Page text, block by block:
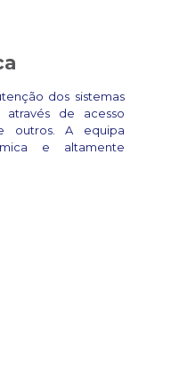
dos sistemas
de acesso
outros. A equipa
e altamente